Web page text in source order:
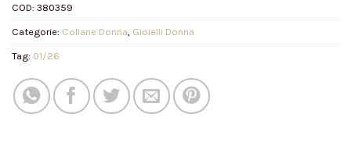
COD: 380359
Categorie: Collane Donna, Gioielli Donna
Tag: 01/26